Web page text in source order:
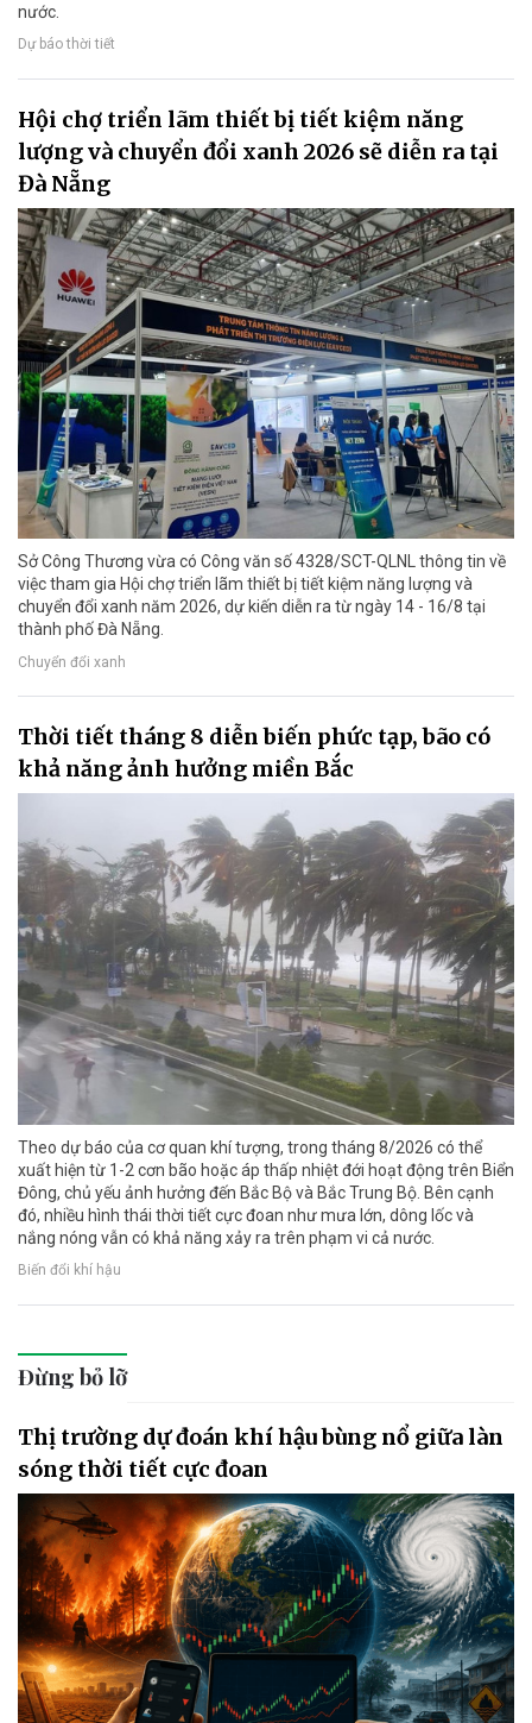
nước.
Dự báo thời tiết
Hội chợ triển lãm thiết bị tiết kiệm năng
lượng và chuyển đổi xanh 2026 sẽ diễn ra tại
Đà Nẵng
Sở Công Thương vừa có Công văn số 4328/SCT-QLNL thông tin về
việc tham gia Hội chợ triển lãm thiết bị tiết kiệm năng lượng và
chuyển đổi xanh năm 2026, dự kiến diễn ra từ ngày 14 - 16/8 tại
thành phố Đà Nẵng.
Chuyển đổi xanh
Thời tiết tháng 8 diễn biến phức tạp, bão có
khả năng ảnh hưởng miền Bắc
Theo dự báo của cơ quan khí tượng, trong tháng 8/2026 có thể
xuất hiện từ 1-2 cơn bão hoặc áp thấp nhiệt đới hoạt động trên Biển
Đông, chủ yếu ảnh hưởng đến Bắc Bộ và Bắc Trung Bộ. Bên cạnh
đó, nhiều hình thái thời tiết cực đoan như mưa lớn, dông lốc và
nắng nóng vẫn có khả năng xảy ra trên phạm vi cả nước.
Biến đổi khí hậu
Đừng bỏ lỡ
Thị trường dự đoán khí hậu bùng nổ giữa làn
sóng thời tiết cực đoan